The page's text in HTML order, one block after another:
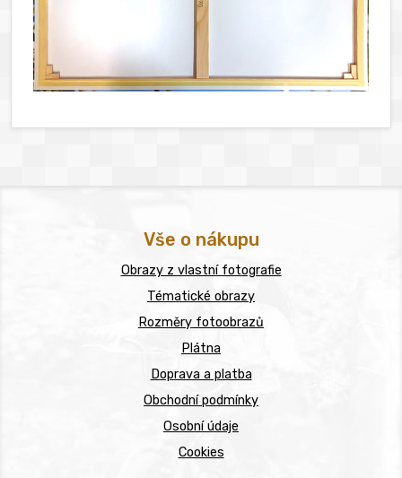
Vše o nákupu
Obrazy z vlastní fotografie
Tématické obrazy
Rozměry fotoobrazů
Plátna
Doprava a platba
Obchodní podmínky
Osobní údaje
Cookies